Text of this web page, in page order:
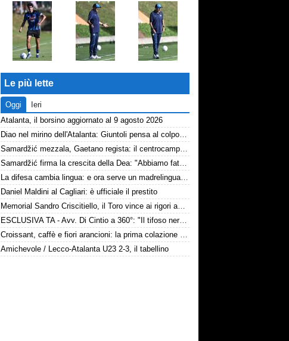
Le più lette
Oggi
Ieri
Atalanta, il borsino aggiornato al 9 agosto 2026
Diao nel mirino dell'Atalanta: Giuntoli pensa al colpo dal Como
Samardžić mezzala, Gaetano regista: il centrocampo di Sarri decolla
Samardžić firma la crescita della Dea: "Abbiamo fatto vedere cosa possiamo fare"
La difesa cambia lingua: e ora serve un madrelingua della zona
Daniel Maldini al Cagliari: è ufficiale il prestito
Memorial Sandro Criscitiello, il Toro vince ai rigori ad Avellino
ESCLUSIVA TA - Avv. Di Cintio a 360°: "Il tifoso nerazzurro non può sentirsi trattato come un bancomat! Diamo tempo a Sarri, su Samardžić..."
Croissant, caffè e fiori arancioni: la prima colazione bergamasca dei Gaetano
Amichevole / Lecco-Atalanta U23 2-3, il tabellino